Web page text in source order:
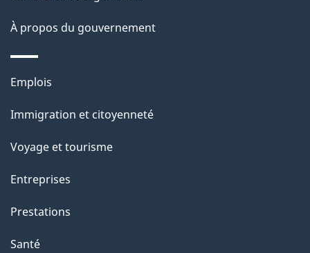
d
e
l
a
p
a
g
e
site
À propos du gouvernement
Thèmes
sujets
Emplois
Immigration et citoyenneté
Voyage et tourisme
Entreprises
Prestations
Santé